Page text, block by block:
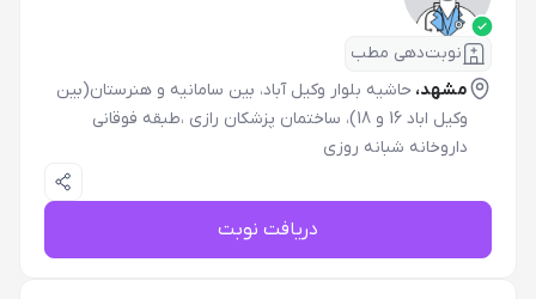
نوبت‌دهی مطب
مشهد، حاشیه بلوار وکیل آباد، بین سامانیه و هنرستان(بین
وکیل اباد 16 و 18)، ساختمان پزشکان رازی ،طبقه فوقانی
داروخانه شبانه روزی
دریافت نوبت